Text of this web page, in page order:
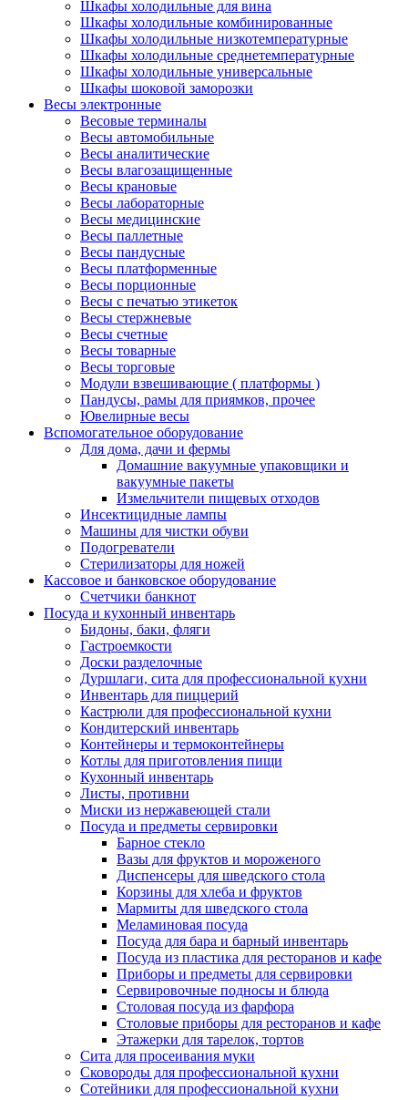
Шкафы холодильные для вина
Шкафы холодильные комбинированные
Шкафы холодильные низкотемпературные
Шкафы холодильные среднетемпературные
Шкафы холодильные универсальные
Шкафы шоковой заморозки
Весы электронные
Весовые терминалы
Весы автомобильные
Весы аналитические
Весы влагозащищенные
Весы крановые
Весы лабораторные
Весы медицинские
Весы паллетные
Весы пандусные
Весы платформенные
Весы порционные
Весы с печатью этикеток
Весы стержневые
Весы счетные
Весы товарные
Весы торговые
Модули взвешивающие ( платформы )
Пандусы, рамы для приямков, прочее
Ювелирные весы
Вспомогательное оборудование
Для дома, дачи и фермы
Домашние вакуумные упаковщики и
вакуумные пакеты
Измельчители пищевых отходов
Инсектицидные лампы
Машины для чистки обуви
Подогреватели
Стерилизаторы для ножей
Кассовое и банковское оборудование
Счетчики банкнот
Посуда и кухонный инвентарь
Бидоны, баки, фляги
Гастроемкости
Доски разделочные
Дуршлаги, сита для профессиональной кухни
Инвентарь для пиццерий
Кастрюли для профессиональной кухни
Кондитерский инвентарь
Контейнеры и термоконтейнеры
Котлы для приготовления пищи
Кухонный инвентарь
Листы, противни
Миски из нержавеющей стали
Посуда и предметы сервировки
Барное стекло
Вазы для фруктов и мороженого
Диспенсеры для шведского стола
Корзины для хлеба и фруктов
Мармиты для шведского стола
Меламиновая посуда
Посуда для бара и барный инвентарь
Посуда из пластика для ресторанов и кафе
Приборы и предметы для сервировки
Сервировочные подносы и блюда
Столовая посуда из фарфора
Столовые приборы для ресторанов и кафе
Этажерки для тарелок, тортов
Сита для просеивания муки
Сковороды для профессиональной кухни
Сотейники для профессиональной кухни